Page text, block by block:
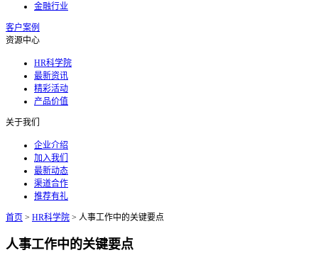
金融行业
客户案例
资源中心
HR科学院
最新资讯
精彩活动
产品价值
关于我们
企业介绍
加入我们
最新动态
渠道合作
推荐有礼
首页 > HR科学院 > 人事工作中的关键要点
人事工作中的关键要点